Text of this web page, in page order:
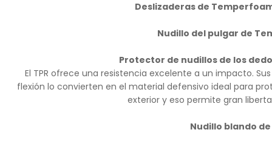
Deslizaderas de
Nudillo del pulgar de
Protector de nudillos de los
El TPR ofrece una resistencia excelente a un impacto.
flexión lo convierten en el material defensivo ideal para
exterior y eso permite gran
Nudillo blando de